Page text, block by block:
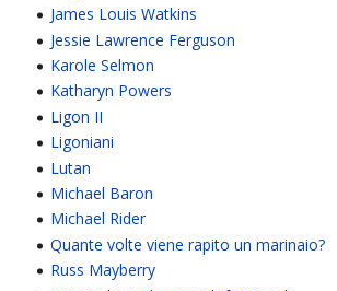
James Louis Watkins
Jessie Lawrence Ferguson
Karole Selmon
Katharyn Powers
Ligon II
Ligoniani
Lutan
Michael Baron
Michael Rider
Quante volte viene rapito un marinaio?
Russ Mayberry